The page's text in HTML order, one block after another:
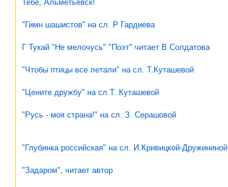
Тебе, Альметьевск!
"Гимн шашистов" на сл. Р Гардиева
Г Тукай "Не мелочусь" "Поэт" читает В Солдатова
"Чтобы птицы все летали" на сл. Т.Куташевой
"Цените дружбу" на сл.Т. Куташевой
"Русь - моя страна!" на сл. З. Серашовой
"Глубинка российская" на сл. И.Кривицкой-Дружининой
"Задаром", читает автор